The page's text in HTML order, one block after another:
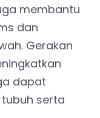
membantu
dan
Gerakan
dapat
serta